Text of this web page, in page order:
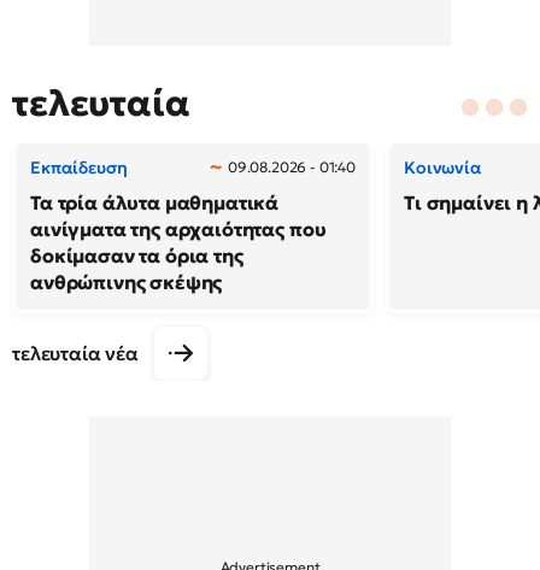
τελευταία
Εκπαίδευση 09.08.2026 - 01:40
Τα τρία άλυτα μαθηματικά
αινίγματα της αρχαιότητας που
δοκίμασαν τα όρια της
ανθρώπινης σκέψης
Κοινωνία
Τι σημαίνει η
τελευταία νέα